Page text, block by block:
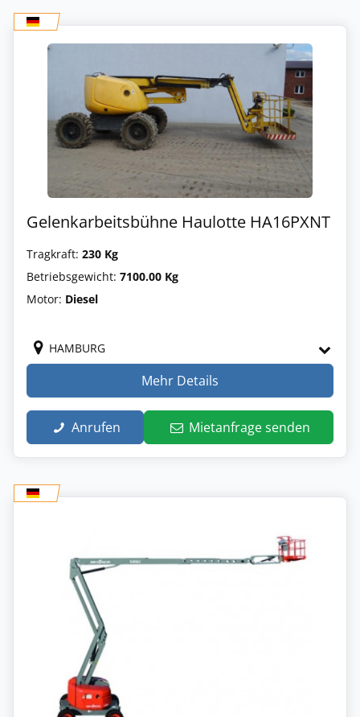
Gelenkarbeitsbühne Haulotte HA16PXNT
Tragkraft: 230 Kg
Betriebsgewicht: 7100.00 Kg
Motor: Diesel
HAMBURG
Mehr Details
Anrufen Mietanfrage senden